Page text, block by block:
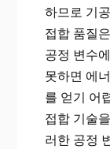
하므로 기
접합 품질
공정 변수
못하면 에
를 얻기 어
접합 기술
러한 공정